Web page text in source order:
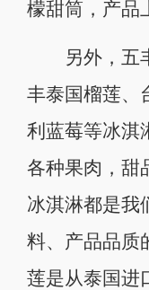
檬甜筒，产品
另外，五丰
丰泰国榴莲、
利蓝莓等冰淇
各种果肉，甜
冰淇淋都是我
料、产品品质
莲是从泰国进